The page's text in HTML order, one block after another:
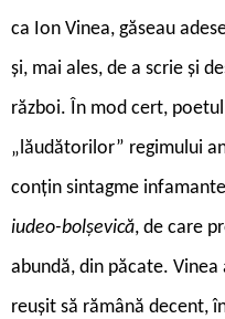
ca Ion Vinea, găseau
și, mai ales, de a scrie și
război. În mod cert,
„lăudătorilor” regimului
conțin sintagme
iudeo-bolșevică, de care
abundă, din păcate.
reușit să rămână decent,